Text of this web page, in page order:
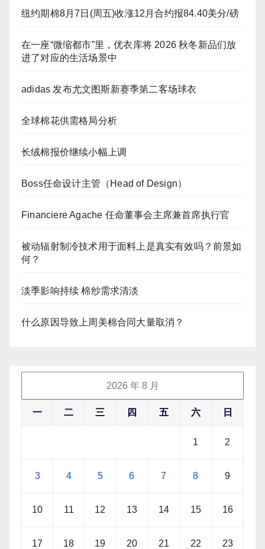
纽约期棉8月7日(周五)收涨12月合约报84.40美分/磅
在一座“微缩都市”里，优衣库将 2026 秋冬新品们放
进了对应的生活场景中
adidas 发布尤文图斯新赛季第二客场球衣
全球棉花供需格局分析
长绒棉报价继续小幅上调
Boss任命设计主管（Head of Design）
Financiere Agache 任命董事会主席兼首席执行官
被动辐射制冷技术用于面料上是真实有效吗？前景如
何？
淡季影响持续 棉纱需求清淡
什么原因导致上周美棉合同大量取消？
2026 年 8 月
一 二 三 四 五 六 日
1 2
3 4 5 6 7 8 9
10 11 12 13 14 15 16
17 18 19 20 21 22 23